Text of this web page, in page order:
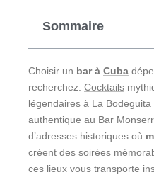
Sommaire
Choisir un bar à Cuba
recherchez. Cocktails
légendaires à La
authentique au Bar
d’adresses historiques où
créent des soirées
ces lieux vous transporte